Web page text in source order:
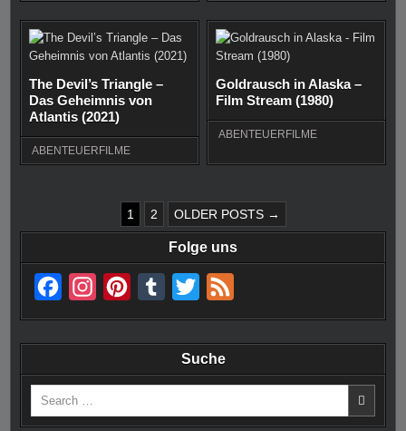
The Devil’s Triangle –
Das Geheimnis von
Atlantis (2021)
ABENTEUERFILME
Goldrausch in Alaska –
Film Stream (1980)
ABENTEUERFILME
SEITENNUMMERIERUNG
DER
BEITRÄGE
1 2 OLDER POSTS →
Folge uns
c
b
o
s
g
n
r
m
r
i
t
e
e
Suche